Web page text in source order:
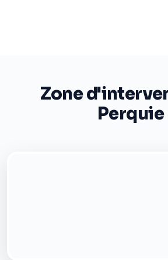
Zone
Perquie